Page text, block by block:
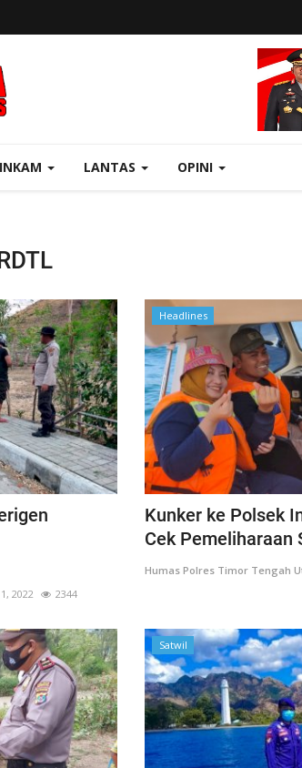
LANTAS OPINI
2022 2344
Headlines
Kunker ke Polsek
Cek Pemeliharaan
Humas Polres Timor Tengah
Satwil